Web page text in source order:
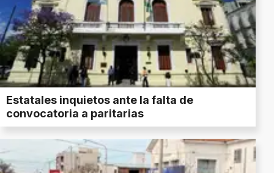
Estatales inquietos ante la falta de
convocatoria a paritarias